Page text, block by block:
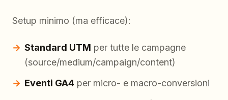
Setup minimo (ma efficace):
Standard UTM per tutte le campagne
(source/medium/campaign/content)
Eventi GA4 per micro- e macro-conversioni